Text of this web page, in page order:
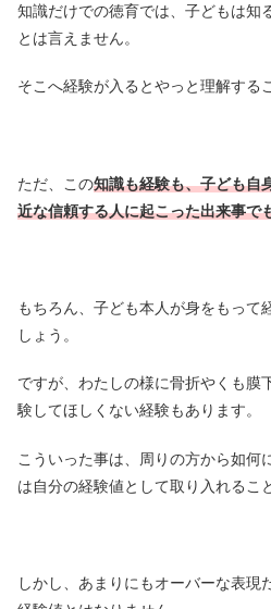
知識だけでの徳育では、子どもは知
とは言えません。
そこへ経験が入るとやっと理解する
ただ、この知識も経験も、子ども自
近な信頼する人に起こった出来事で
もちろん、子ども本人が身をもって
しょう。
ですが、わたしの様に骨折やくも膜
験してほしくない経験もあります。
こういった事は、周りの方から如何
は自分の経験値として取り入れるこ
しかし、あまりにもオーバーな表現